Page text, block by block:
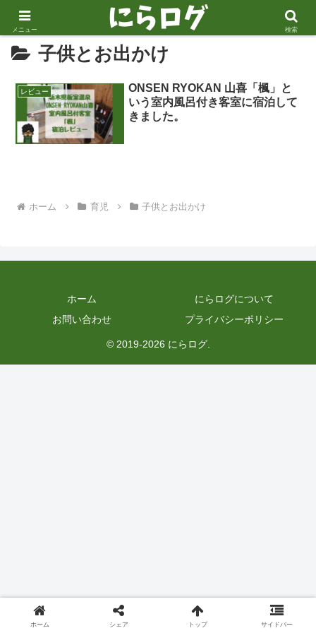
子供とお出かけ
レビュー
ONSEN RYOKAN 山喜「楓」と
いう室内風呂付き客室に宿泊して
きました。
ホーム 育児 子供とお出かけ
ホーム
にらログについて
お問い合わせ
プライバシーポリシー
© 2019-2026 にらログ.
メニュー 検索
ホーム シェア トップ サイドバー